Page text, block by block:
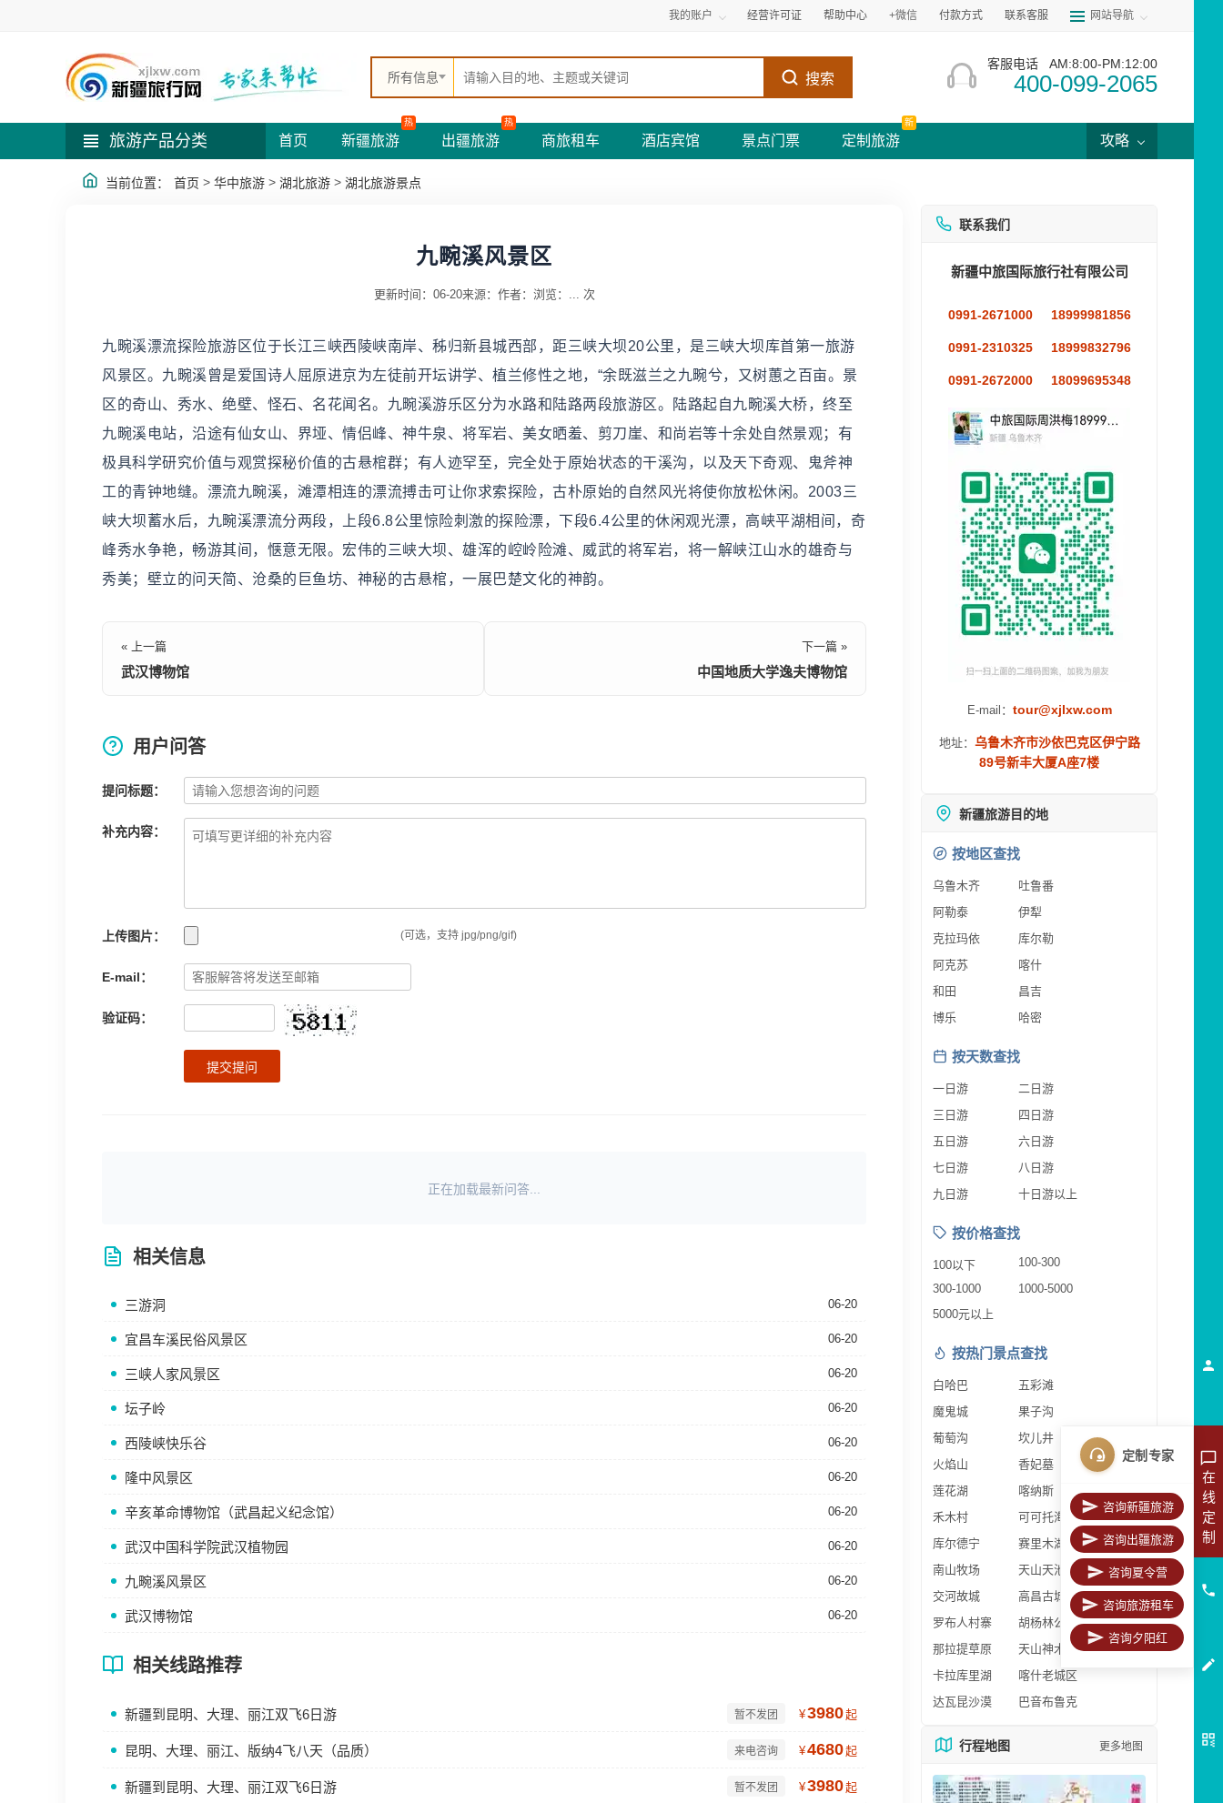
我的账户 经营许可证 帮助中心 +微信 付款方式 联系客服 网站导航
所有信息 搜索
客服电话 AM:8:00-PM:12:00
400-099-2065
旅游产品分类 首页 新疆旅游
热
出疆旅游
热
商旅租车 酒店宾馆 景点门票 定制旅游
新
攻略
当前位置： 首页 > 华中旅游 > 湖北旅游 > 湖北旅游景点
九畹溪风景区
更新时间：06-20来源： 作者： 浏览： ... 次
九畹溪漂流探险旅游区位于长江三峡西陵峡南岸、秭归新县城西部，距三峡大坝20公里，是三峡大坝库首第一旅游
风景区。九畹溪曾是爱国诗人屈原进京为左徒前开坛讲学、植兰修性之地，“余既滋兰之九畹兮，又树蕙之百亩。景
区的奇山、秀水、绝壁、怪石、名花闻名。九畹溪游乐区分为水路和陆路两段旅游区。陆路起自九畹溪大桥，终至
九畹溪电站，沿途有仙女山、界垭、情侣峰、神牛泉、将军岩、美女晒羞、剪刀崖、和尚岩等十余处自然景观；有
极具科学研究价值与观赏探秘价值的古悬棺群；有人迹罕至，完全处于原始状态的干溪沟，以及天下奇观、鬼斧神
工的青钟地缝。漂流九畹溪，滩潭相连的漂流搏击可让你求索探险，古朴原始的自然风光将使你放松休闲。2003三
峡大坝蓄水后，九畹溪漂流分两段，上段6.8公里惊险刺激的探险漂，下段6.4公里的休闲观光漂，高峡平湖相间，奇
峰秀水争艳，畅游其间，惬意无限。宏伟的三峡大坝、雄浑的崆岭险滩、威武的将军岩，将一解峡江山水的雄奇与
秀美；壁立的问天简、沧桑的巨鱼坊、神秘的古悬棺，一展巴楚文化的神韵。
« 上一篇
武汉博物馆
下一篇 »
中国地质大学逸夫博物馆
用户问答
提问标题：
补充内容：
上传图片： (可选，支持 jpg/png/gif)
E-mail：
验证码：
提交提问
正在加载最新问答...
相关信息
三游洞 06-20
宜昌车溪民俗风景区 06-20
三峡人家风景区 06-20
坛子岭 06-20
西陵峡快乐谷 06-20
隆中风景区 06-20
辛亥革命博物馆（武昌起义纪念馆） 06-20
武汉中国科学院武汉植物园 06-20
九畹溪风景区 06-20
武汉博物馆 06-20
相关线路推荐
新疆到昆明、大理、丽江双飞6日游 暂不发团 ¥3980起
昆明、大理、丽江、版纳4飞八天（品质） 来电咨询 ¥4680起
新疆到昆明、大理、丽江双飞6日游 暂不发团 ¥3980起
联系我们
新疆中旅国际旅行社有限公司
0991-2671000 18999981856
0991-2310325 18999832796
0991-2672000 18099695348
E-mail： tour@xjlxw.com
地址： 乌鲁木齐市沙依巴克区伊宁路
89号新丰大厦A座7楼
新疆旅游目的地
按地区查找
乌鲁木齐
吐鲁番
阿勒泰
伊犁
克拉玛依
库尔勒
阿克苏
喀什
和田
昌吉
博乐
哈密
按天数查找
一日游
二日游
三日游
四日游
五日游
六日游
七日游
八日游
九日游
十日游以上
按价格查找
100以下
100-300
300-1000
1000-5000
5000元以上
按热门景点查找
白哈巴
五彩滩
魔鬼城
果子沟
葡萄沟
坎儿井
火焰山
香妃墓
莲花湖
喀纳斯
禾木村
可可托海
库尔德宁
赛里木湖
南山牧场
天山天池
交河故城
高昌古城
罗布人村寨
胡杨林公园
那拉提草原
天山神木园
卡拉库里湖
喀什老城区
达瓦昆沙漠
巴音布鲁克
行程地图 更多地图
在
线
定
制
定制专家
咨询新疆旅游
咨询出疆旅游
咨询夏令营
咨询旅游租车
咨询夕阳红